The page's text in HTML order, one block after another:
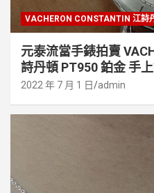
VACHERON CONSTANTIN 江詩
元泰流當手錶拍賣
詩丹頓 PT950 鉑金 手
2022 年 7 月 1 日 admin